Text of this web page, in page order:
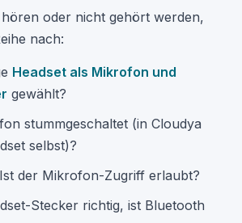
oder nicht gehört werden,
nach:
Headset als Mikrofon und
gewählt?
stummgeschaltet (in Cloudya
selbst)?
der Mikrofon-Zugriff erlaubt?
Stecker richtig, ist Bluetooth